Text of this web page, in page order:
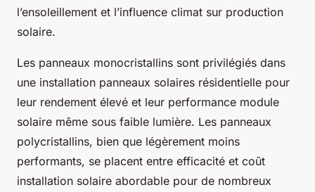
l’ensoleillement et l’influence climat sur production
solaire.
Les panneaux monocristallins sont privilégiés dans
une installation panneaux solaires résidentielle pour
leur rendement élevé et leur performance module
solaire même sous faible lumière. Les panneaux
polycristallins, bien que légèrement moins
performants, se placent entre efficacité et coût
installation solaire abordable pour de nombreux